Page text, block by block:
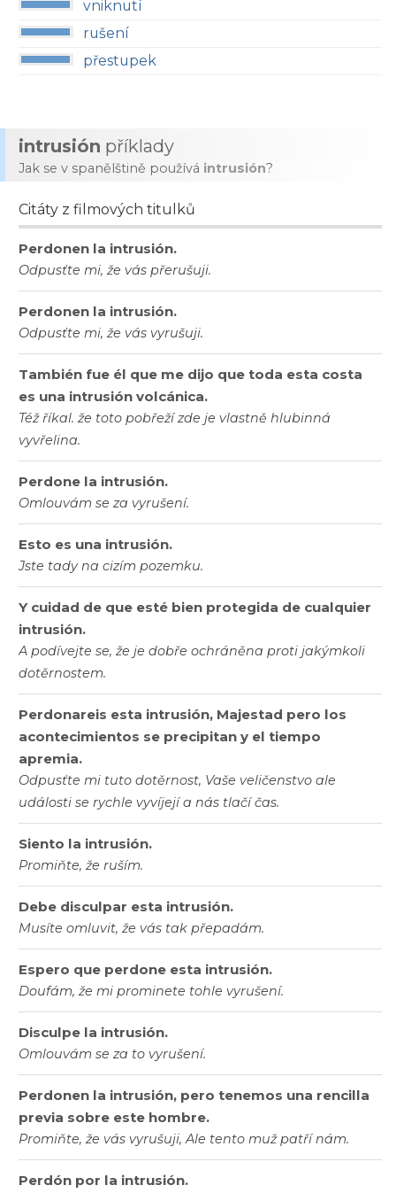
vniknutí
rušení
přestupek
intrusión příklady
Jak se v spanělštině používá intrusión?
Citáty z filmových titulků
Perdonen la intrusión.
Odpusťte mi, že vás přerušuji.
Perdonen la intrusión.
Odpusťte mi, že vás vyrušuji.
También fue él que me dijo que toda esta costa
es una intrusión volcánica.
Též říkal. že toto pobřeží zde je vlastně hlubinná
vyvřelina.
Perdone la intrusión.
Omlouvám se za vyrušení.
Esto es una intrusión.
Jste tady na cizím pozemku.
Y cuidad de que esté bien protegida de cualquier
intrusión.
A podívejte se, že je dobře ochráněna proti jakýmkoli
dotěrnostem.
Perdonareis esta intrusión, Majestad pero los
acontecimientos se precipitan y el tiempo
apremia.
Odpusťte mi tuto dotěrnost, Vaše veličenstvo ale
události se rychle vyvíjejí a nás tlačí čas.
Siento la intrusión.
Promiňte, že ruším.
Debe disculpar esta intrusión.
Musíte omluvit, že vás tak přepadám.
Espero que perdone esta intrusión.
Doufám, že mi prominete tohle vyrušení.
Disculpe la intrusión.
Omlouvám se za to vyrušení.
Perdonen la intrusión, pero tenemos una rencilla
previa sobre este hombre.
Promiňte, že vás vyrušuji, Ale tento muž patří nám.
Perdón por la intrusión.